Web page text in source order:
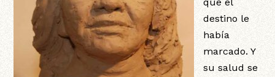
destino le
había
marcado. Y
su salud se